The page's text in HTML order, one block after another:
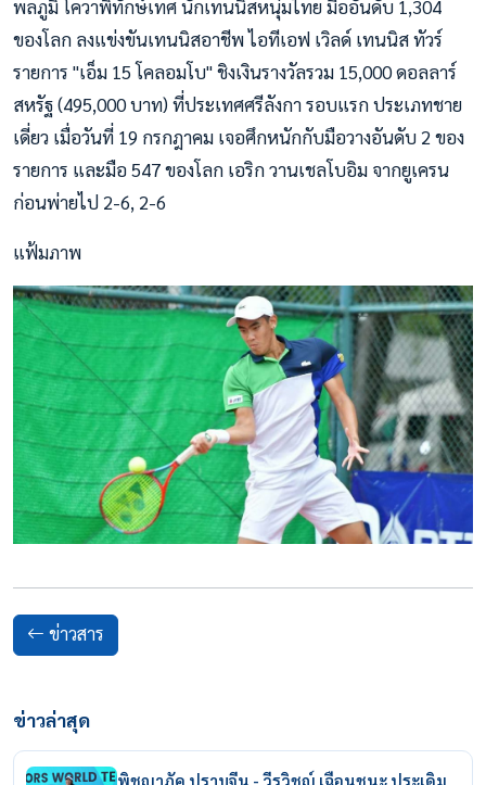
พลภูมิ โควาพิทักษ์เทศ นักเทนนิสหนุ่มไทย มืออันดับ 1,304
ของโลก ลงแข่งขันเทนนิสอาชีพ ไอทีเอฟ เวิลด์ เทนนิส ทัวร์
รายการ "เอ็ม 15 โคลอมโบ" ชิงเงินรางวัลรวม 15,000 ดอลลาร์
สหรัฐ (495,000 บาท) ที่ประเทศศรีลังกา รอบแรก ประเภทชาย
เดี่ยว เมื่อวันที่ 19 กรกฎาคม เจอศึกหนักกับมือวางอันดับ 2 ของ
รายการ และมือ 547 ของโลก เอริก วานเชลโบอิม จากยูเครน
ก่อนพ่ายไป 2-6, 2-6
แฟ้มภาพ
ข่าวสาร
ข่าวล่าสุด
พิชญาภัค ปราบจีน - วีรวิชญ์ เฉือนชนะ ประเดิม